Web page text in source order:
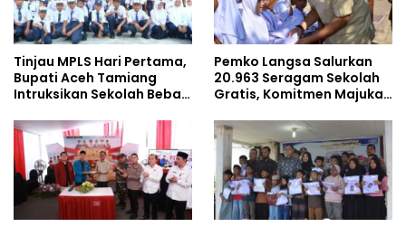
Tinjau MPLS Hari Pertama,
Bupati Aceh Tamiang
Intruksikan Sekolah Bebas
Pemko Langsa Salurkan
20.963 Seragam Sekolah
Gratis, Komitmen Majukan